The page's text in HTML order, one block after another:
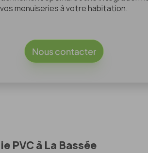
vos menuiseries à votre habitation.
Nous contacter
à La Bassée